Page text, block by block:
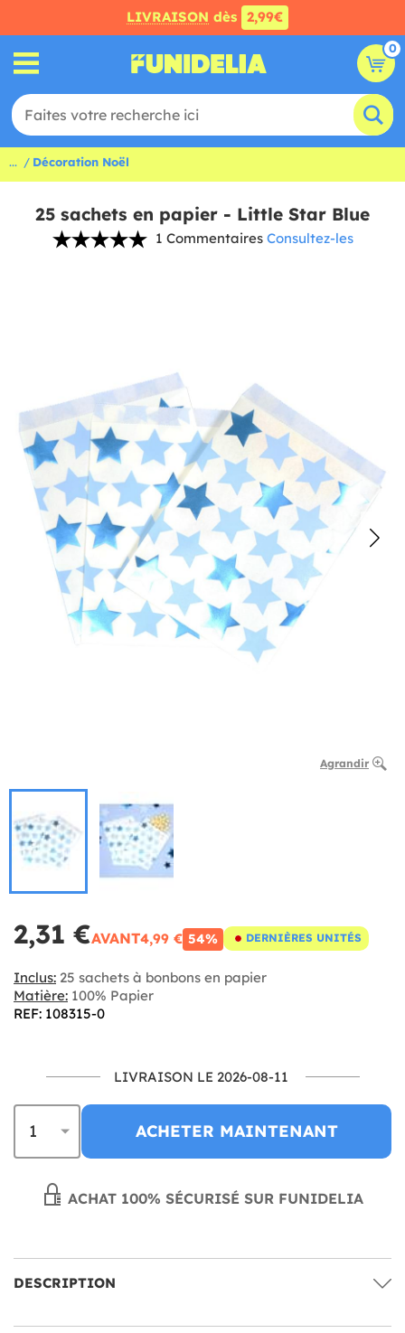
LIVRAISON dès 2,99€
0
... Décoration Noël
25 sachets en papier - Little Star Blue
1 Commentaires Consultez-les
Agrandir
2,31 €AVANT4,99 € 54% DERNIÈRES UNITÉS
Inclus: 25 sachets à bonbons en papier
Matière: 100% Papier
REF: 108315-0
LIVRAISON LE 2026-08-11
ACHETER MAINTENANT
ACHAT 100% SÉCURISÉ SUR FUNIDELIA
DESCRIPTION